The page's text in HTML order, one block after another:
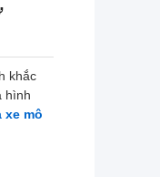
khắc
hình
xe mô